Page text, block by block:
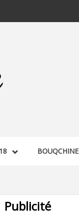
BOUQCHINE
Publicité